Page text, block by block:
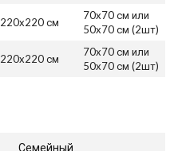
220x220 см
70x70 см или
50x70 см (2шт)
220x220 см
70x70 см или
50x70 см (2шт)
Семейный